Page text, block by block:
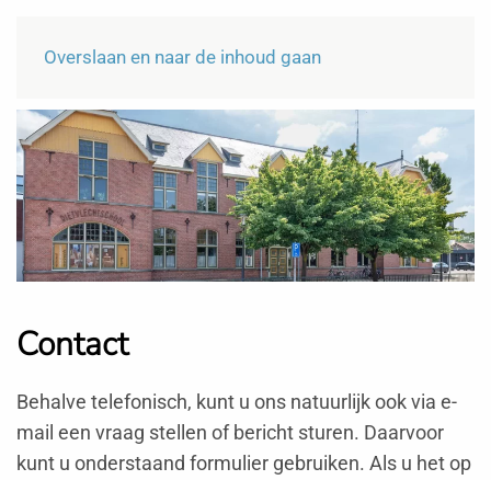
Overslaan en naar de inhoud gaan
Contact
Behalve telefonisch, kunt u ons natuurlijk ook via e-
mail een vraag stellen of bericht sturen. Daarvoor
kunt u onderstaand formulier gebruiken. Als u het op
NL